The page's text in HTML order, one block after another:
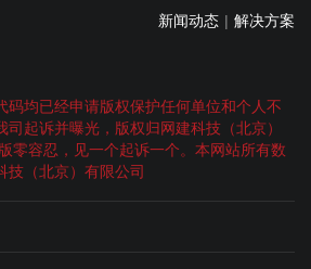
新闻动态 | 解决方案
码均已经申请版权保护任何单位和个人不
起诉并曝光，版权归网建科技（北京）
零容忍，见一个起诉一个。本网站所有数
技（北京）有限公司